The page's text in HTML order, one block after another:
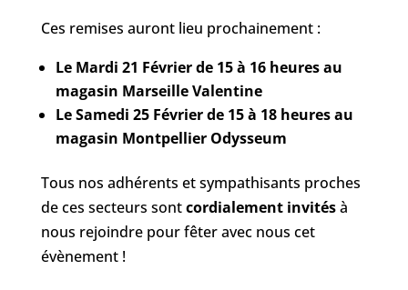
Ces remises auront lieu prochainement :
Le Mardi 21 Février de 15 à 16 heures au
magasin Marseille Valentine
Le Samedi 25 Février de 15 à 18 heures au
magasin Montpellier Odysseum
Tous nos adhérents et sympathisants proches
de ces secteurs sontcordialement invitésà
nous rejoindre pour fêter avec nous cet
évènement !